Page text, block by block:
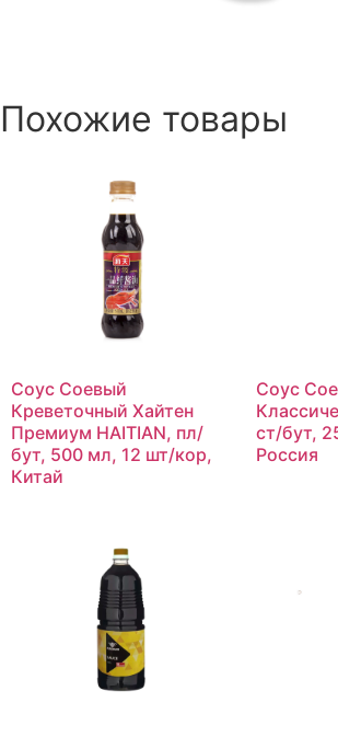
Похожие товары
Соус Соевый
Креветочный Хайтен
Премиум HAITIAN, пл/
бут, 500 мл, 12 шт/кор,
Китай
Соус
ст/бут,
Россия